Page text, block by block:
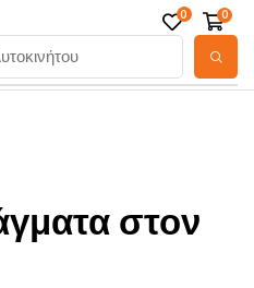
0 0
στον